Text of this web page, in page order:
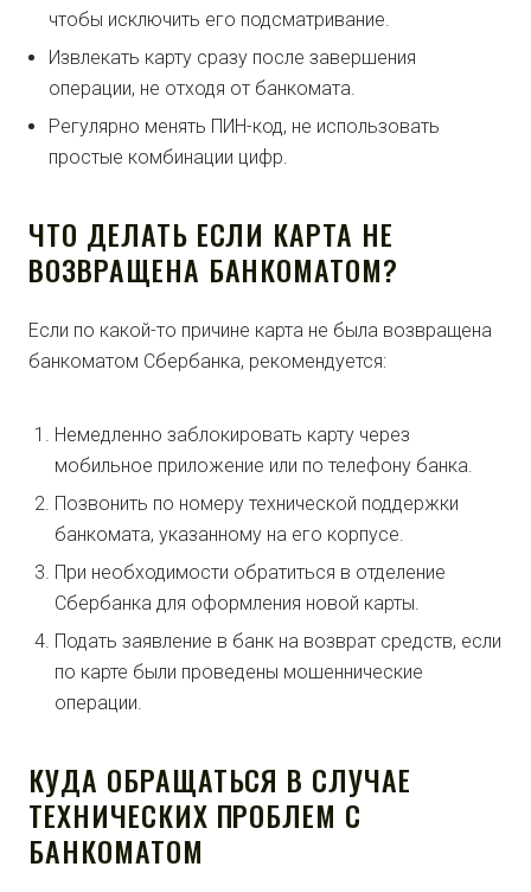
чтобы исключить его подсматривание.
Извлекать карту сразу после завершения
операции, не отходя от банкомата.
Регулярно менять ПИН-код, не использовать
простые комбинации цифр.
ЧТО ДЕЛАТЬ ЕСЛИ КАРТА НЕ
ВОЗВРАЩЕНА БАНКОМАТОМ?
Если по какой-то причине карта не была возвращена
банкоматом Сбербанка, рекомендуется:
Немедленно заблокировать карту через
мобильное приложение или по телефону банка.
Позвонить по номеру технической поддержки
банкомата, указанному на его корпусе.
При необходимости обратиться в отделение
Сбербанка для оформления новой карты.
Подать заявление в банк на возврат средств, если
по карте были проведены мошеннические
операции.
КУДА ОБРАЩАТЬСЯ В СЛУЧАЕ
ТЕХНИЧЕСКИХ ПРОБЛЕМ С
БАНКОМАТОМ